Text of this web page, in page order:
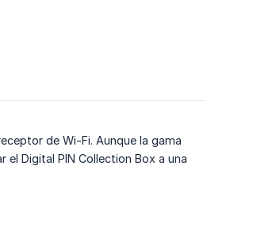
de Wi-Fi. Aunque la gama
Digital PIN Collection Box a una